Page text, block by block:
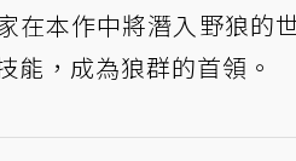
在本作中將潛入野狼的
能，成為狼群的首領。